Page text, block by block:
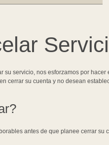
su servicio, nos esforzamos por
cerrar su cuenta y no desean
antes de que planee cerrar su